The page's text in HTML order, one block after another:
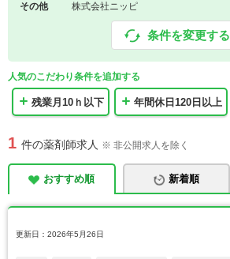
その他
株式会社ニッピ
条件を変更する
人気のこだわり条件を追加する
残業月10ｈ以下 年間休日120日以上
1 件の薬剤師求人 ※ 非公開求人を除く
おすすめ順 新着順
更新日：2026年5月26日